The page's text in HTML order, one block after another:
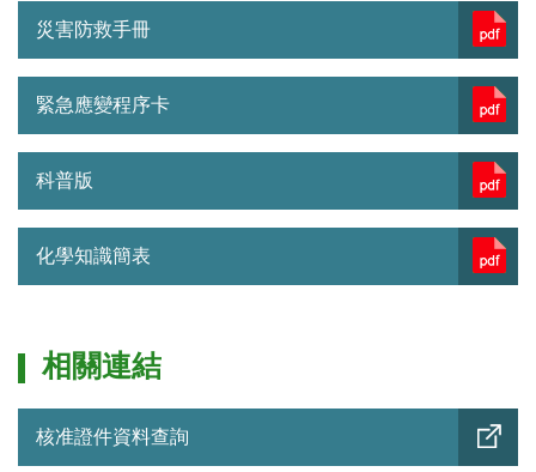
災害防救手冊
緊急應變程序卡
科普版
化學知識簡表
相關連結
核准證件資料查詢